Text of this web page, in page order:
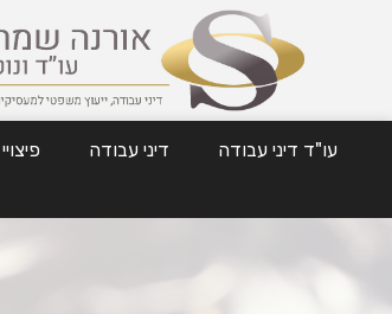
עו"ד דיני עבודה דיני עבודה